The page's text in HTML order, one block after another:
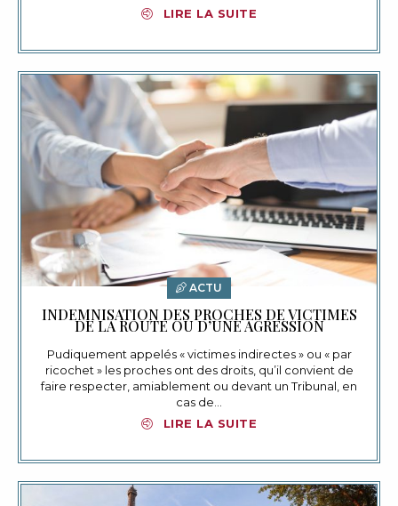
LIRE LA SUITE
ACTU
INDEMNISATION DES PROCHES DE VICTIMES
DE LA ROUTE OU D’UNE AGRESSION
Pudiquement appelés « victimes indirectes » ou « par
ricochet » les proches ont des droits, qu’il convient de
faire respecter, amiablement ou devant un Tribunal, en
cas de…
LIRE LA SUITE